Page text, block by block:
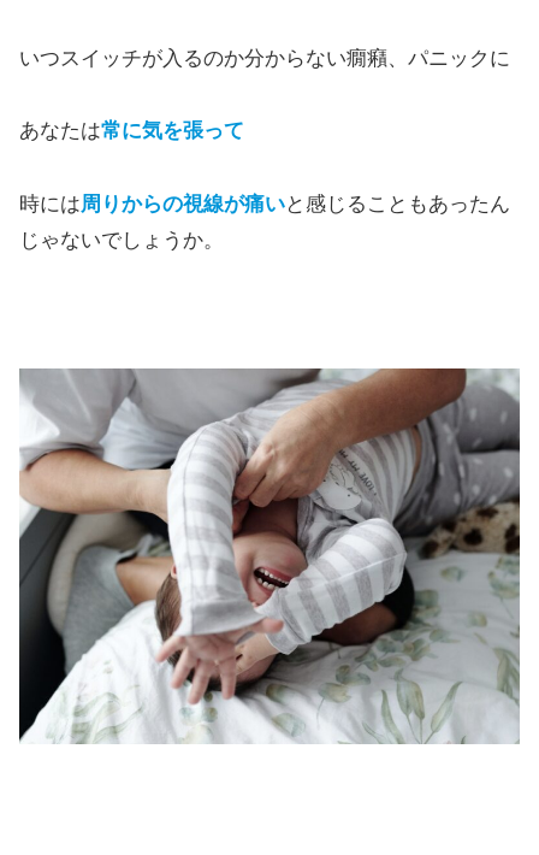
いつスイッチが入るのか分からない癇癪、パニックに
あなたは常に気を張って
時には周りからの視線が痛いと感じることもあったん
じゃないでしょうか。